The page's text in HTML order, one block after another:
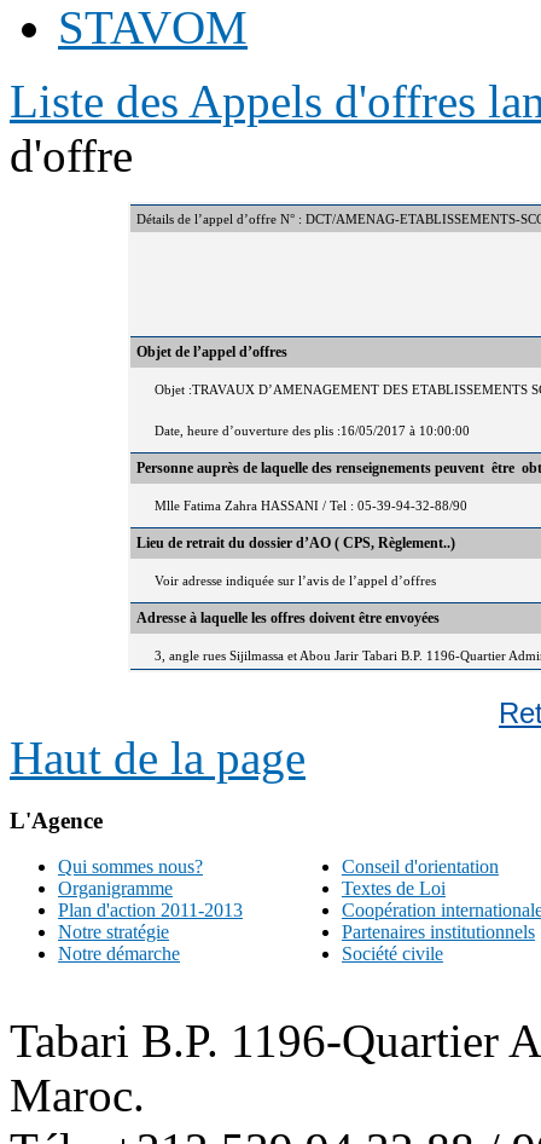
STAVOM
Liste des Appels d'offres
d'offre
Détails de l’appel d’offre N° : DCT/AMENAG-ETABLISSEMENTS-
Objet de l’appel d’offres
Objet :TRAVAUX D’AMENAGEMENT DES ETABLISSEMENTS
Date, heure d’ouverture des plis :16/05/2017 à 10:00:00
Personne auprès de laquelle des renseignements peuvent être
Mlle Fatima Zahra HASSANI / Tel : 05-39-94-32-88/90
Lieu de retrait du dossier d’AO ( CPS, Règlement..)
Voir adresse indiquée sur l’avis de l’appel d’offres
Adresse à laquelle les offres doivent être envoyées
3, angle rues Sijilmassa et Abou Jarir Tabari B.P. 1196-Quartier
Haut de la page
L'Agence
Qui sommes nous?
Organigramme
Plan d'action 2011-2013
Notre stratégie
Notre démarche
Conseil d'orientation
Textes de Loi
Coopération
Partenaires institutionnels
Société civile
Tabari B.P. 1196-Quartier
Maroc.